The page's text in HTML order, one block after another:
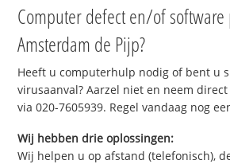
Computer defect en/of
Amsterdam de Pijp?
Heeft u computerhulp nodig of bent u
virusaanval? Aarzel niet en neem
via 020-7605939. Regel vandaag nog
Wij hebben drie oplossingen:
Wij helpen u op afstand (telefonisch),